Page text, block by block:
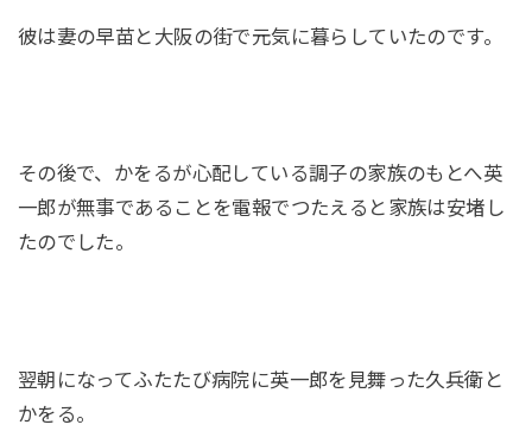
彼は妻の早苗と大阪の街で元気に暮らしていたのです。
その後で、かをるが心配している調子の家族のもとへ英
一郎が無事であることを電報でつたえると家族は安堵し
たのでした。
翌朝になってふたたび病院に英一郎を見舞った久兵衛と
かをる。